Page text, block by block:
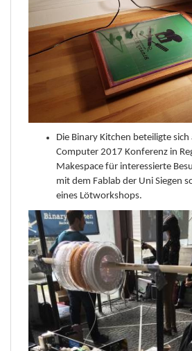
Die Binary Kitchen beteiligte
Computer 2017 Konferenz in
Makespace für interessierte
mit dem Fablab der Uni Siegen
eines Lötworkshops.